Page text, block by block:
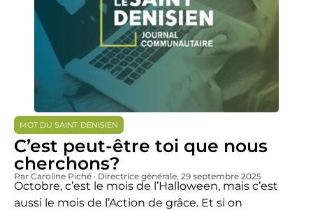
MOT DU SAINT-DENISIEN
C’est peut-être toi que nous
cherchons?
Par Caroline Piché · Directrice générale, 29 septembre 2025
Octobre, c’est le mois de l’Halloween, mais c’est
aussi le mois de l’Action de grâce. Et si on